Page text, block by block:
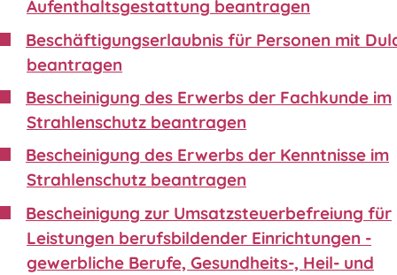
Aufenthaltsgestattung beantragen
Beschäftigungserlaubnis für Personen mit
beantragen
Bescheinigung des Erwerbs der Fachkunde im
Strahlenschutz beantragen
Bescheinigung des Erwerbs der Kenntnisse im
Strahlenschutz beantragen
Bescheinigung zur Umsatzsteuerbefreiung für
Leistungen berufsbildender Einrichtungen -
gewerbliche Berufe, Gesundheits-, Heil- und